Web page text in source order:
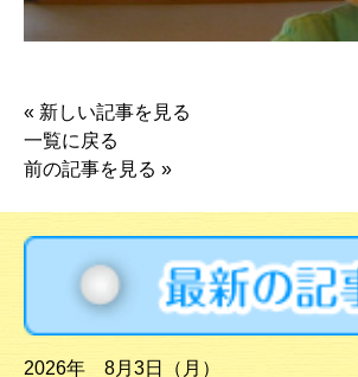
« 新しい記事を見る
一覧に戻る
前の記事を見る »
2026年 8月3日（月）